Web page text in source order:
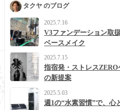
タクヤ のブログ
2025.7.16
V3ファンデーション取
ベースメイク
2025.7.15
指宿発・ストレス
の新提案
2025.5.03
週1の“水素習慣”で、心